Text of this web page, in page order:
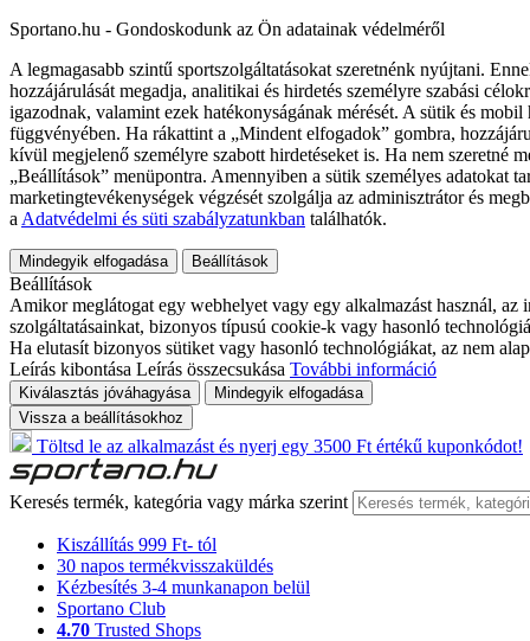
Sportano.hu - Gondoskodunk az Ön adatainak védelméről
A legmagasabb szintű sportszolgáltatásokat szeretnénk nyújtani.
hozzájárulását megadja, analitikai és hirdetés személyre szabási
igazodnak, valamint ezek hatékonyságának mérését. A sütik és
függvényében. Ha rákattint a „Mindent elfogadok” gombra,
kívül megjelenő személyre szabott hirdetéseket is. Ha nem szeretné
„Beállítások” menüpontra. Amennyiben a sütik személyes adatokat
marketingtevékenységek végzését szolgálja az adminisztrátor és
a Adatvédelmi és süti szabályzatunkban találhatók.
Mindegyik elfogadása Beállítások
Beállítások
Amikor meglátogat egy webhelyet vagy egy alkalmazást használ,
szolgáltatásainkat, bizonyos típusú cookie-k vagy hasonló
Ha elutasít bizonyos sütiket vagy hasonló technológiákat, az nem
Leírás kibontása Leírás összecsukása További információ
Kiválasztás jóváhagyása
Mindegyik elfogadása
Vissza a beállításokhoz
Töltsd le az alkalmazást és nyerj egy 3500 Ft értékű kuponkódot!
Keresés termék, kategória vagy márka szerint
Kiszállítás 999 Ft- tól
30 napos termékvisszaküldés
Kézbesítés 3-4 munkanapon belül
Sportano Club
4.70 Trusted Shops